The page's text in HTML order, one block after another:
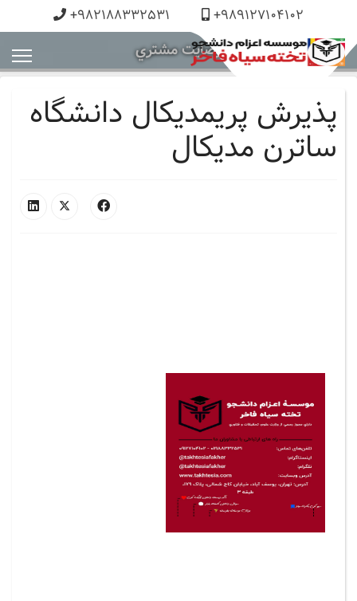
+982188332531 +989127104102
رضايت مشتري
پذیرش پریمدیکال دانشگاه
ساترن مدیکال